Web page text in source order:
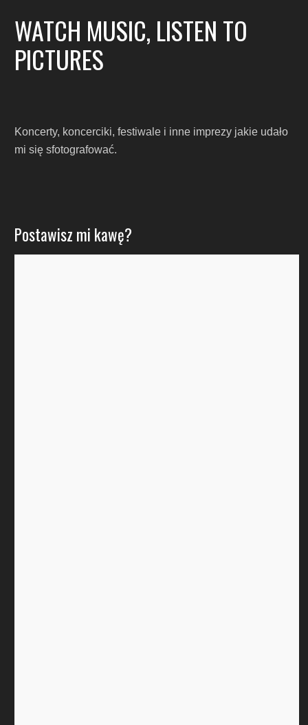
WATCH MUSIC, LISTEN TO
PICTURES
Koncerty, koncerciki, festiwale i inne imprezy jakie udało
mi się sfotografować.
Postawisz mi kawę?